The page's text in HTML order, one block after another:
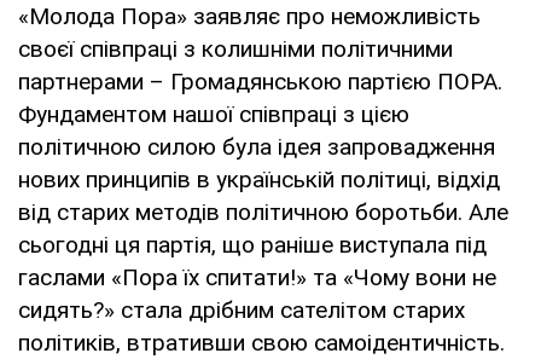
«Молода Пора» заявляє про неможливість
своєї співпраці з колишніми політичними
партнерами – Громадянською партією ПОРА.
Фундаментом нашої співпраці з цією
політичною силою була ідея запровадження
нових принципів в українській політиці, відхід
від старих методів політичною боротьби. Але
сьогодні ця партія, що раніше виступала під
гаслами «Пора їх спитати!» та «Чому вони не
сидять?» стала дрібним сателітом старих
політиків, втративши свою самоідентичність.